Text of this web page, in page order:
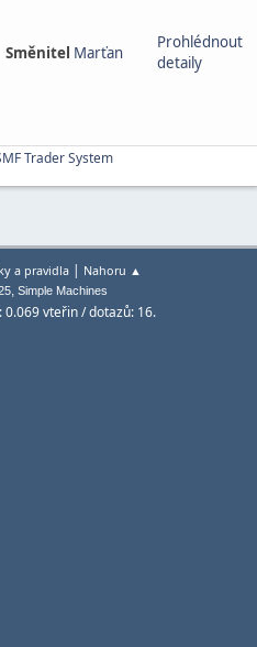
Směnitel Marťan
Prohlédnout
detaily
Trader System
a pravidla| Nahoru ▲
, Simple Machines
0.069 vteřin / dotazů: 16.